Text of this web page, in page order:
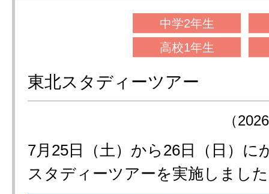
中学2年生
高校1年生
東北スタディーツアー
（
7月25日（土）から26日（日）に
スタディーツアーを実施しまし